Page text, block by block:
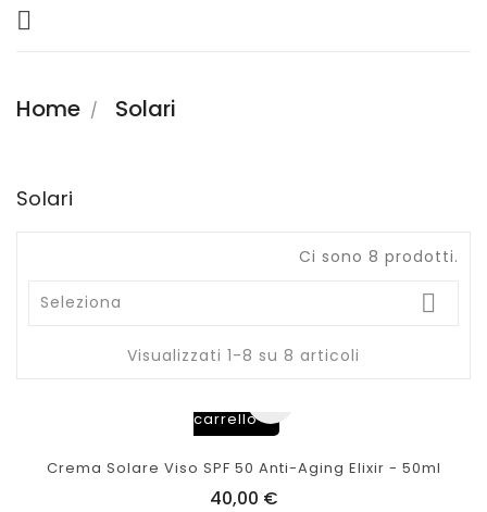

Home Solari
Solari
Ci sono 8 prodotti.
Seleziona 
Visualizzati 1-8 su 8 articoli
Aggiungi
carrello
Crema Solare Viso SPF 50 Anti-Aging Elixir - 50ml
40,00 €
Aggiungi